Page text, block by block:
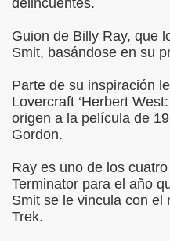
delincuentes.
Guion de Billy Ray, que
Smit, basándose en su
Parte de su inspiración
Lovercraft ‘Herbert
origen a la película de
Gordon.
Ray es uno de los
Terminator para el año
Smit se le vincula con el
Trek.